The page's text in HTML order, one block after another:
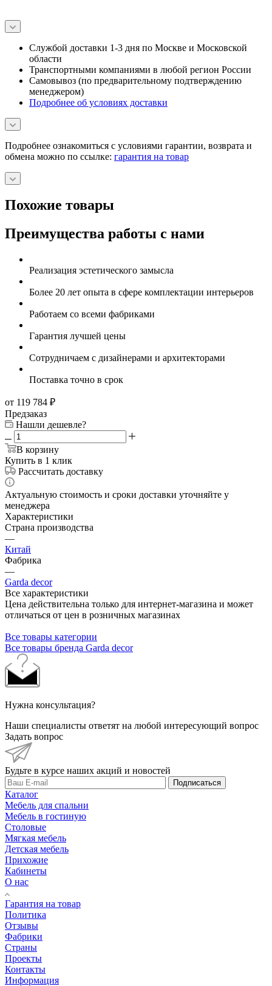
Службой доставки 1-3 дня по Москве и Московской
области
Транспортными компаниями в любой регион России
Самовывоз (по предварительному подтверждению
менеджером)
Подробнее об условиях доставки
Подробнее ознакомиться с условиями гарантии, возврата и
обмена можно по ссылке: гарантия на товар
Похожие товары
Преимущества работы с нами
Реализация эстетического замысла
Более 20 лет опыта в сфере комплектации интерьеров
Работаем со всеми фабриками
Гарантия лучшей цены
Сотрудничаем с дизайнерами и архитекторами
Поставка точно в срок
от 119 784 ₽
Предзаказ
Нашли дешевле?
В корзину
Купить в 1 клик
Рассчитать доставку
Актуальную стоимость и сроки доставки уточняйте у
менеджера
Характеристики
Страна производства
—
Китай
Фабрика
—
Garda decor
Все характеристики
Цена действительна только для интернет-магазина и может
отличаться от цен в розничных магазинах
Все товары категории
Все товары бренда Garda decor
Нужна консультация?
Наши специалисты ответят на любой интересующий вопрос
Задать вопрос
Будьте в курсе наших акций и новостей
Подписаться
Каталог
Мебель для спальни
Мебель в гостиную
Столовые
Мягкая мебель
Детская мебель
Прихожие
Кабинеты
О нас
Гарантия на товар
Политика
Отзывы
Фабрики
Страны
Проекты
Контакты
Информация